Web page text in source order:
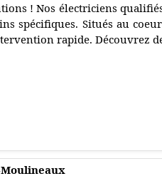
! Nos électriciens
spécifiques. Situés au
rapide. Découvrez